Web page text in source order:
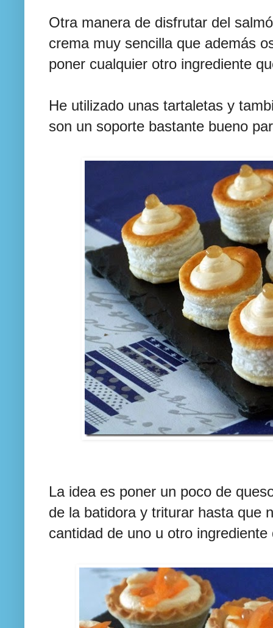
Otra manera de disfrutar del
crema muy sencilla que además
poner cualquier otro ingrediente
He utilizado unas tartaletas y
son un soporte bastante bueno
La idea es poner un poco de
de la batidora y triturar hasta que
cantidad de uno u otro